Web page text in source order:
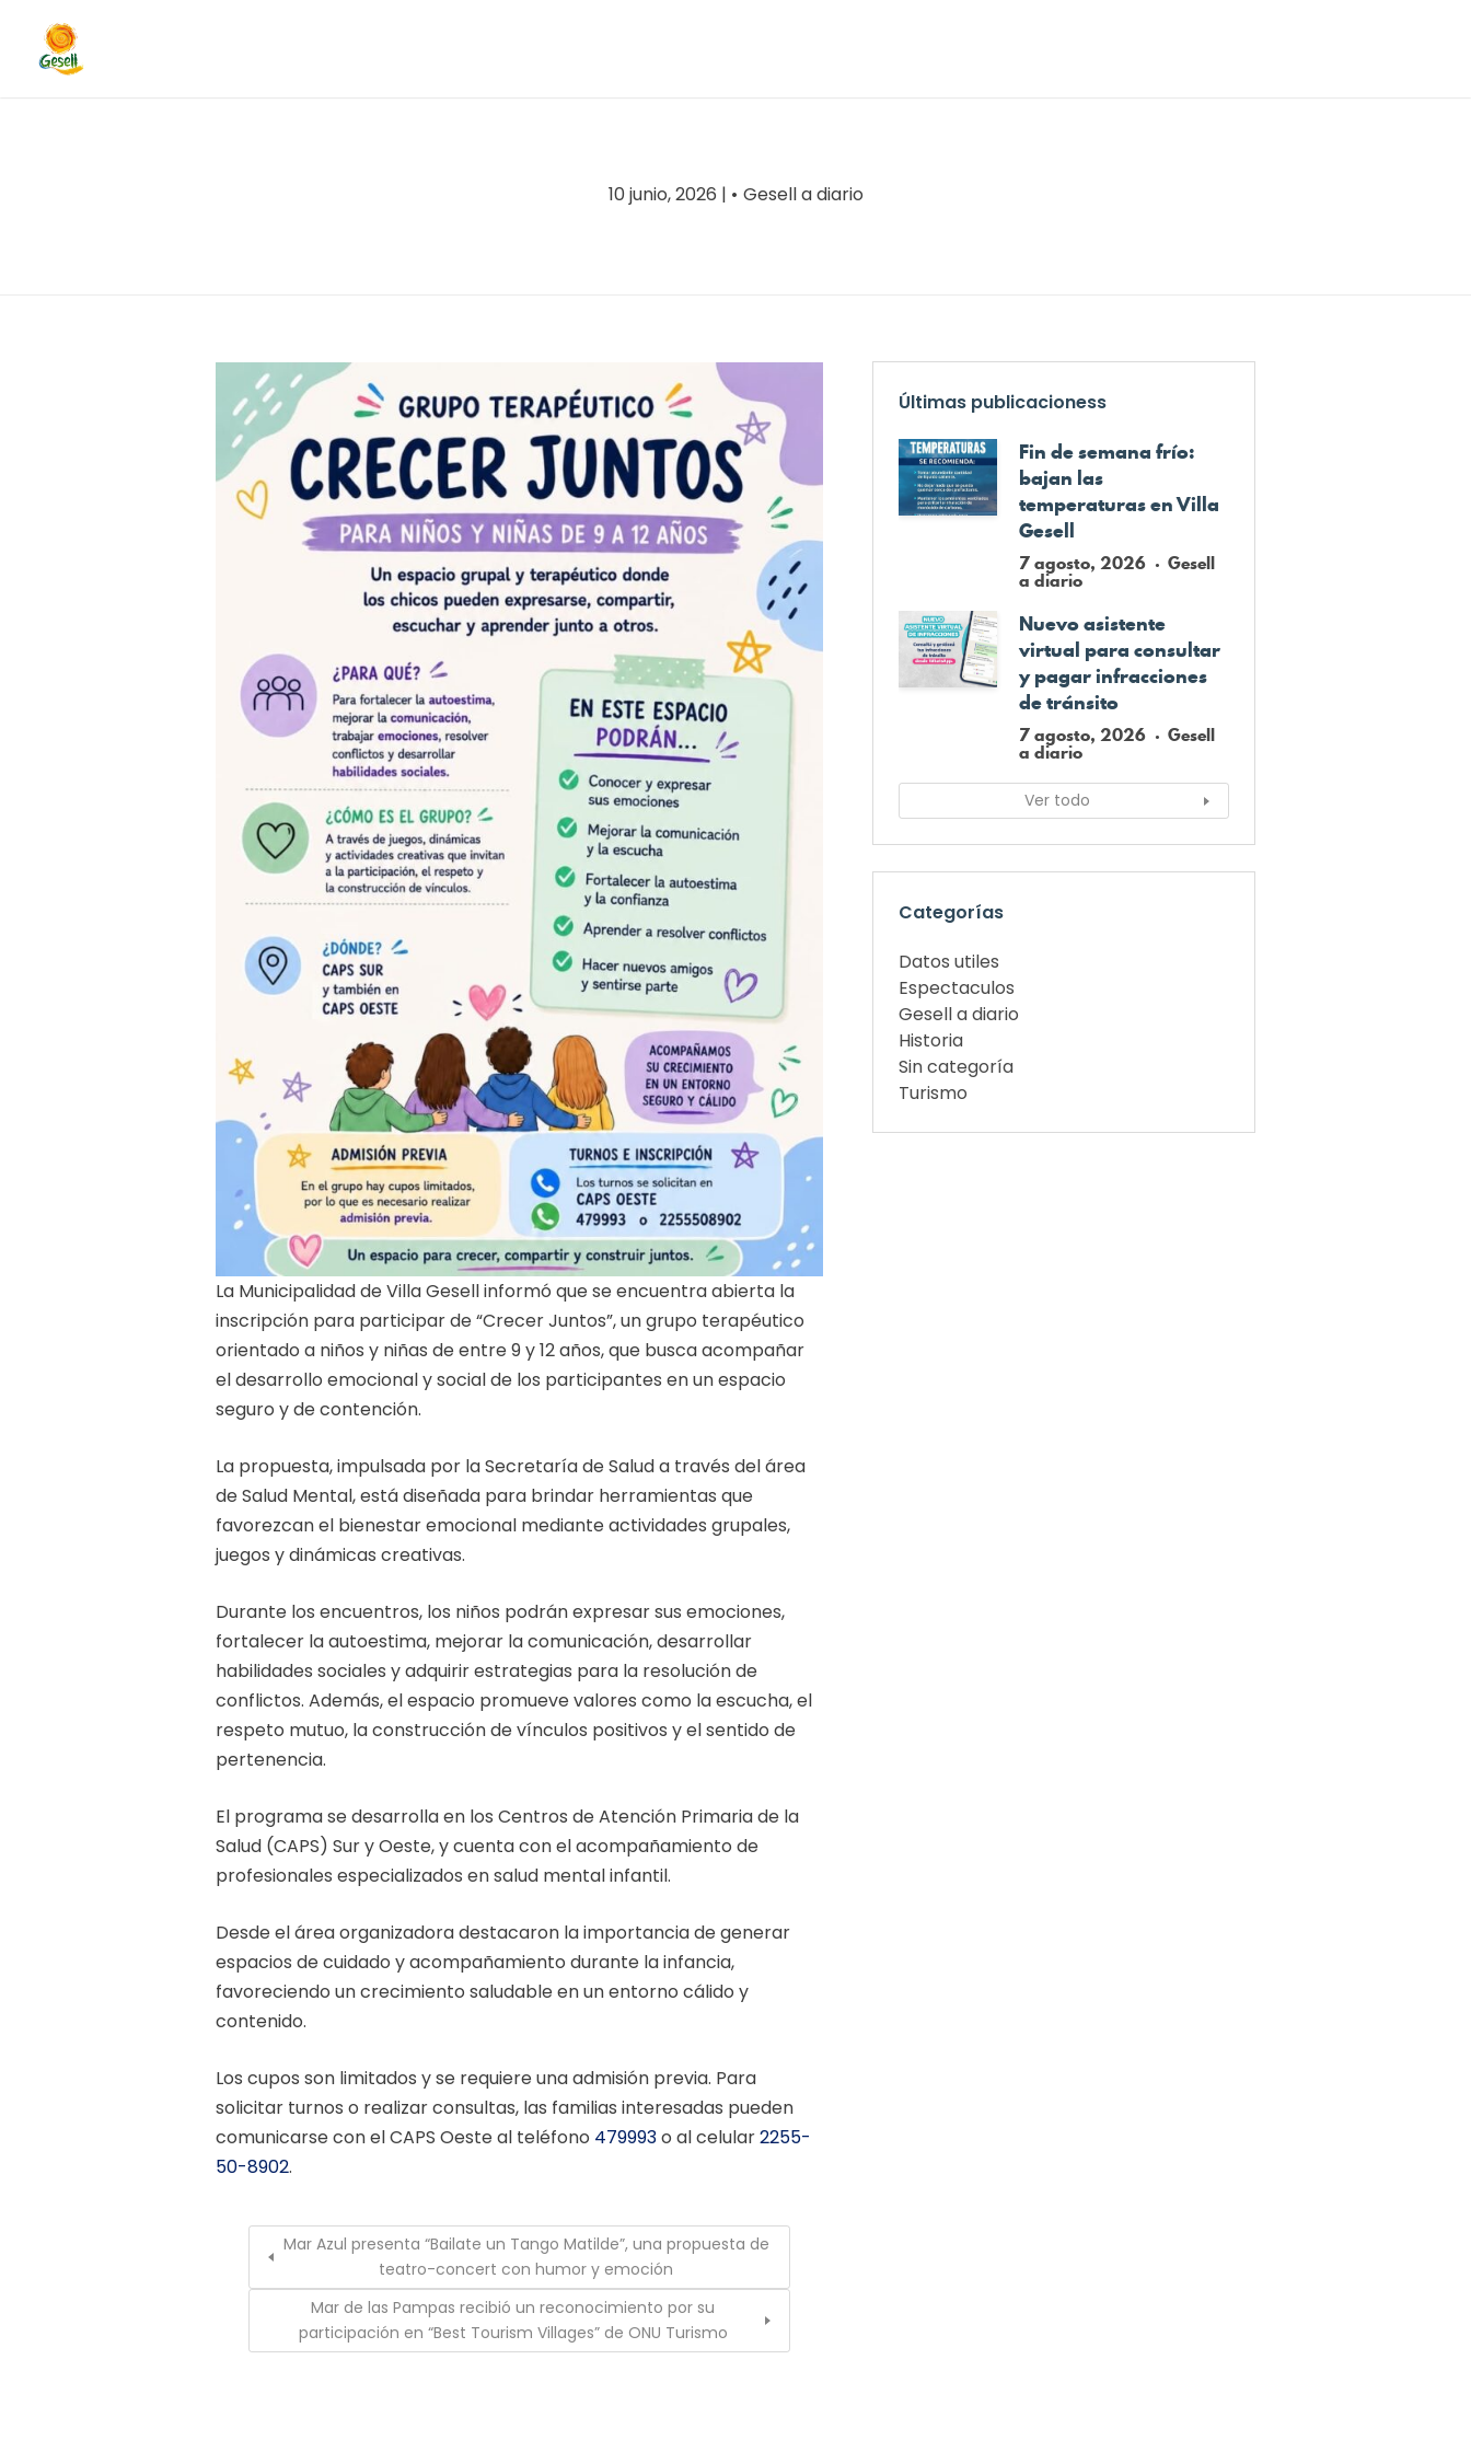
10 junio, 2026 | Gesell a diario
La Municipalidad de Villa Gesell informó que se encuentra abierta la
inscripción para participar de “Crecer Juntos”, un grupo terapéutico
orientado a niños y niñas de entre 9 y 12 años, que busca acompañar
el desarrollo emocional y social de los participantes en un espacio
seguro y de contención.
La propuesta, impulsada por la Secretaría de Salud a través del área
de Salud Mental, está diseñada para brindar herramientas que
favorezcan el bienestar emocional mediante actividades grupales,
juegos y dinámicas creativas.
Durante los encuentros, los niños podrán expresar sus emociones,
fortalecer la autoestima, mejorar la comunicación, desarrollar
habilidades sociales y adquirir estrategias para la resolución de
conflictos. Además, el espacio promueve valores como la escucha, el
respeto mutuo, la construcción de vínculos positivos y el sentido de
pertenencia.
El programa se desarrolla en los Centros de Atención Primaria de la
Salud (CAPS) Sur y Oeste, y cuenta con el acompañamiento de
profesionales especializados en salud mental infantil.
Desde el área organizadora destacaron la importancia de generar
espacios de cuidado y acompañamiento durante la infancia,
favoreciendo un crecimiento saludable en un entorno cálido y
contenido.
Los cupos son limitados y se requiere una admisión previa. Para
solicitar turnos o realizar consultas, las familias interesadas pueden
comunicarse con el CAPS Oeste al teléfono 479993o al celular2255-
50-8902.
Mar Azul presenta “Bailate un Tango Matilde”, una propuesta de
teatro-concert con humor y emoción
Mar de las Pampas recibió un reconocimiento por su
participación en “Best Tourism Villages” de ONU Turismo
Últimas publicacioness
Fin de semana frío:
bajan las
temperaturas en Villa
Gesell
7 agosto, 2026 Gesell
a diario
Nuevo asistente
virtual para consultar
y pagar infracciones
de tránsito
7 agosto, 2026 Gesell
a diario
Ver todo
Categorías
Datos utiles
Espectaculos
Gesell a diario
Historia
Sin categoría
Turismo